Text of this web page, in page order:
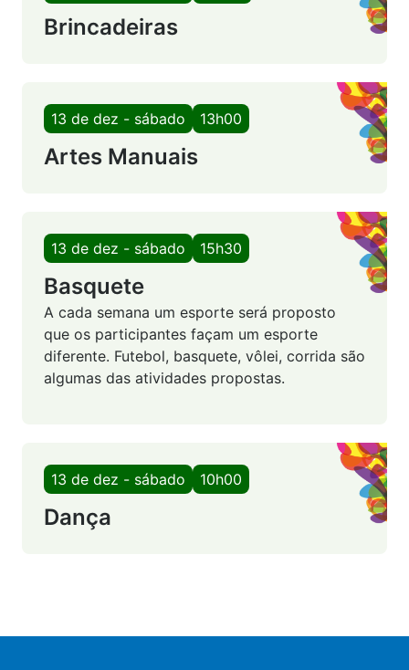
Brincadeiras
13 de dez - sábado 13h00
Artes Manuais
13 de dez - sábado 15h30
Basquete
A cada semana um esporte será proposto
que os participantes façam um esporte
diferente. Futebol, basquete, vôlei, corrida são
algumas das atividades propostas.
13 de dez - sábado 10h00
Dança